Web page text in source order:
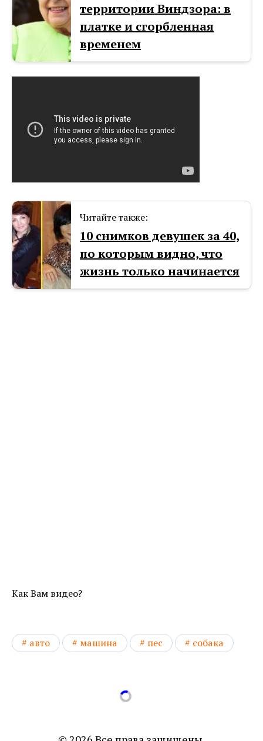
территории Виндзора: в
платке и сгорбленная
временем
Читайте также:
10 снимков девушек за 40,
по которым видно, что
жизнь только начинается
Как Вам видео?
авто машина пес собака